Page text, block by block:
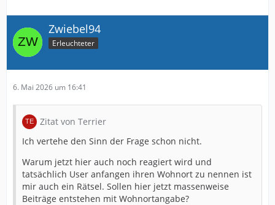
Zwiebel94
Erleuchteter
6. Mai 2026 um 16:41
Zitat von Terrier
Ich vertehe den Sinn der Frage schon nicht.
Warum jetzt hier auch noch reagiert wird und
tatsächlich User anfangen ihren Wohnort zu nennen ist
mir auch ein Rätsel. Sollen hier jetzt massenweise
Beiträge entstehen mit Wohnortangabe?